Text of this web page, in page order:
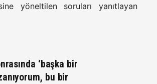
yöneltilen soruları yanıtlayan
‘başka bir
bu bir